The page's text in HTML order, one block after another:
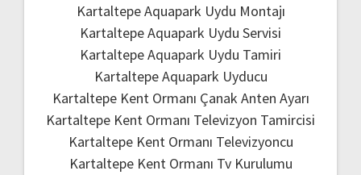
Kartaltepe Aquapark Uydu Montajı
Kartaltepe Aquapark Uydu Servisi
Kartaltepe Aquapark Uydu Tamiri
Kartaltepe Aquapark Uyducu
Kartaltepe Kent Ormanı Çanak Anten Ayarı
Kartaltepe Kent Ormanı Televizyon Tamircisi
Kartaltepe Kent Ormanı Televizyoncu
Kartaltepe Kent Ormanı Tv Kurulumu